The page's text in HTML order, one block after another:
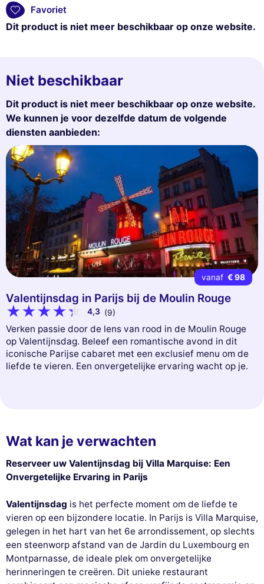
Favoriet
Dit product is niet meer beschikbaar op onze website.
Niet beschikbaar
Dit product is niet meer beschikbaar op onze website.
We kunnen je voor dezelfde datum de volgende
diensten aanbieden:
vanaf € 98
Valentijnsdag in Parijs bij de Moulin Rouge
4,3 (9)
Verken passie door de lens van rood in de Moulin Rouge
op Valentijnsdag. Beleef een romantische avond in dit
iconische Parijse cabaret met een exclusief menu om de
liefde te vieren. Een onvergetelijke ervaring wacht op je.
Wat kan je verwachten
Reserveer uw Valentijnsdag bij Villa Marquise: Een
Onvergetelijke Ervaring in Parijs
Valentijnsdag is het perfecte moment om de liefde te
vieren op een bijzondere locatie. In Parijs is Villa Marquise,
gelegen in het hart van het 6e arrondissement, op slechts
een steenworp afstand van de Jardin du Luxembourg en
Montparnasse, de ideale plek om onvergetelijke
herinneringen te creëren. Dit unieke restaurant